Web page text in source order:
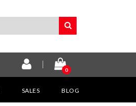
0
SALES BLOG